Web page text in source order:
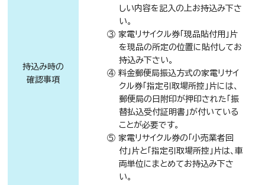
持込み時の
確認事項
しい内容を記入の上お持込み下さ
い。
③ 家電リサイクル券「現品貼付用」片
を現品の所定の位置に貼付してお
持込み下さい。
④ 料金郵便局振込方式の家電リサイ
クル券「指定引取場所控」片には、
郵便局の日附印が押印された「振
替払込受付証明書」が付いている
ことが必要です。
⑤ 家電リサイクル券の「小売業者回
付」片と「指定引取場所控」片は、車
両単位にまとめてお持込み下さ
い。